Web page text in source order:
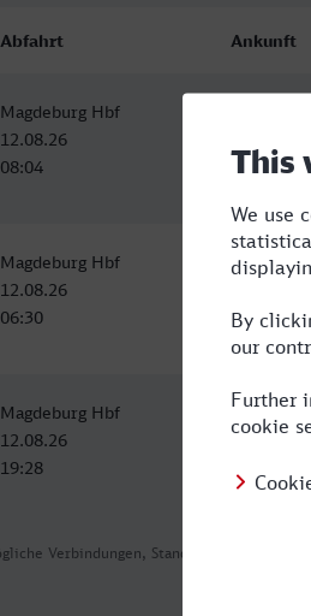
Verbindungen, Stand: 2026-07-29 13:18
Abfahrt Ankunft
Magdeburg Hbf
12.08.26
08:04
12:58
Magdeburg Hbf
12.08.26
06:30
Arnsberg
12:26
Magdeburg Hbf
12.08.26
19:28
Arnsberg
13.08.26